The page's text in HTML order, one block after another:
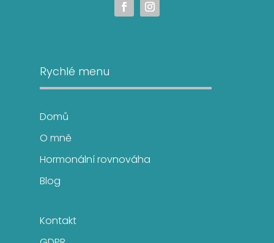
Rychlé menu
Domů
O mně
Hormonální rovnováha
Blog
Kontakt